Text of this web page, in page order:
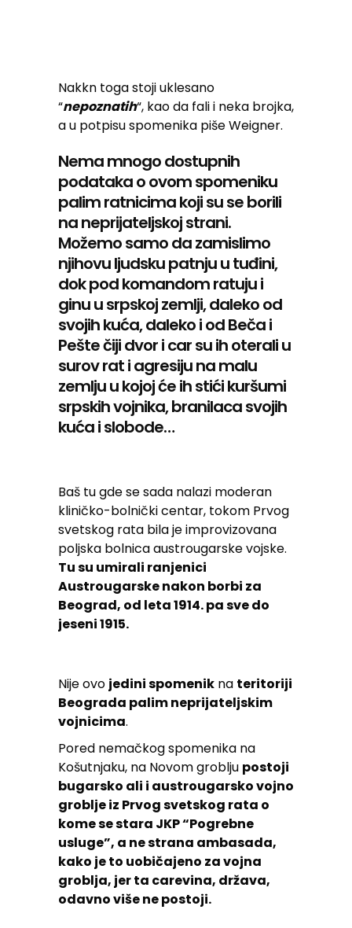
Nakkn toga stoji uklesano
“nepoznatih“, kao da fali i neka brojka,
a u potpisu spomenika piše Weigner.
Nema mnogo dostupnih
podataka o ovom spomeniku
palim ratnicima koji su se borili
na neprijateljskoj strani.
Možemo samo da zamislimo
njihovu ljudsku patnju u tuđini,
dok pod komandom ratuju i
ginu u srpskoj zemlji, daleko od
svojih kuća, daleko i od Beča i
Pešte čiji dvor i car su ih oterali u
surov rat i agresiju na malu
zemlju u kojoj će ih stići kuršumi
srpskih vojnika, branilaca svojih
kuća i slobode…
Baš tu gde se sada nalazi moderan
kliničko-bolnički centar, tokom Prvog
svetskog rata bila je improvizovana
poljska bolnica austrougarske vojske.
Tu su umirali ranjenici
Austrougarske nakon borbi za
Beograd, od leta 1914. pa sve do
jeseni 1915.
Nije ovo jedini spomenik na teritoriji
Beograda palim neprijateljskim
vojnicima.
Pored nemačkog spomenika na
Košutnjaku, na Novom groblju postoji
bugarsko ali i austrougarsko vojno
groblje iz Prvog svetskog rata o
kome se stara JKP “Pogrebne
usluge”, a ne strana ambasada,
kako je to uobičajeno za vojna
groblja, jer ta carevina, država,
odavno više ne postoji.